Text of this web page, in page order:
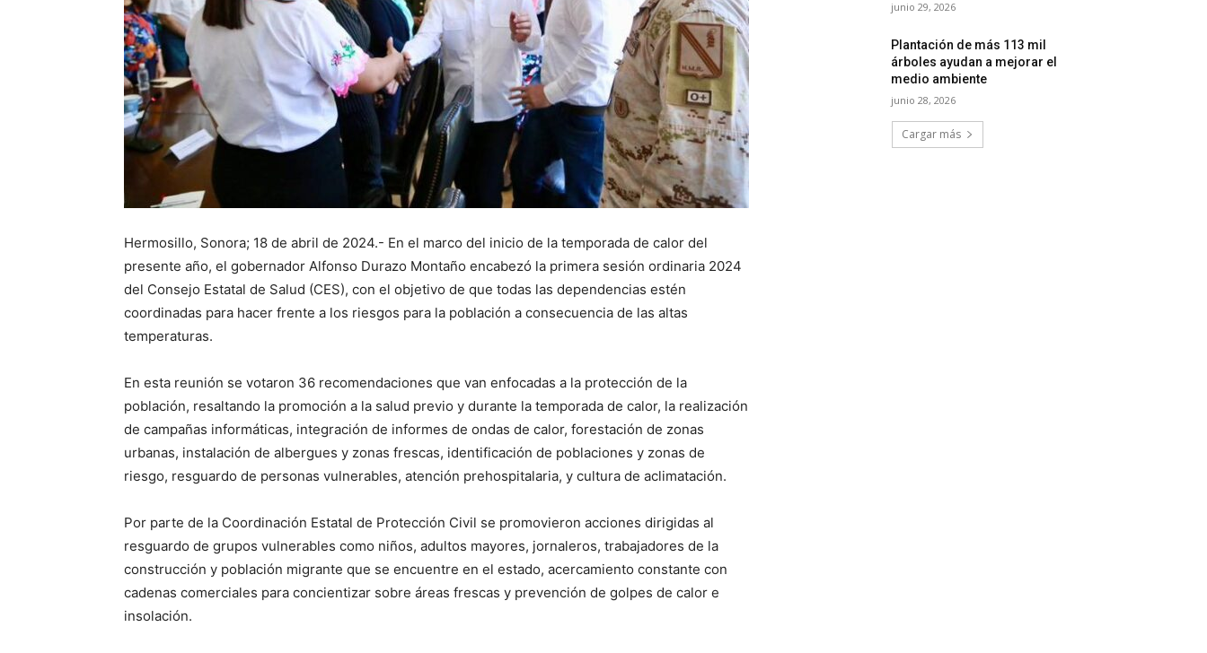
Hermosillo, Sonora; 18 de abril de 2024.- En el marco del inicio de la temporada de calor del
presente año, el gobernador Alfonso Durazo Montaño encabezó la primera sesión ordinaria 2024
del Consejo Estatal de Salud (CES), con el objetivo de que todas las dependencias estén
coordinadas para hacer frente a los riesgos para la población a consecuencia de las altas
temperaturas.
En esta reunión se votaron 36 recomendaciones que van enfocadas a la protección de la
población, resaltando la promoción a la salud previo y durante la temporada de calor, la realización
de campañas informáticas, integración de informes de ondas de calor, forestación de zonas
urbanas, instalación de albergues y zonas frescas, identificación de poblaciones y zonas de
riesgo, resguardo de personas vulnerables, atención prehospitalaria, y cultura de aclimatación.
Por parte de la Coordinación Estatal de Protección Civil se promovieron acciones dirigidas al
resguardo de grupos vulnerables como niños, adultos mayores, jornaleros, trabajadores de la
construcción y población migrante que se encuentre en el estado, acercamiento constante con
cadenas comerciales para concientizar sobre áreas frescas y prevención de golpes de calor e
insolación.
junio 29, 2026
Plantación de más 113 mil
árboles ayudan a mejorar el
medio ambiente
junio 28, 2026
Cargar más